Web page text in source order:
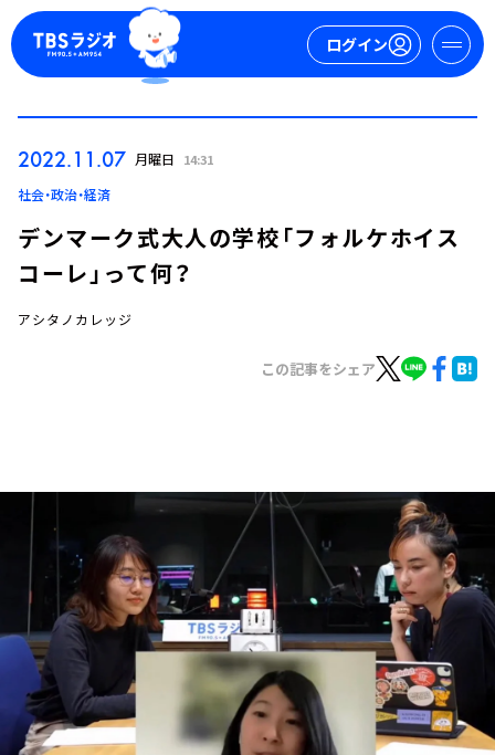
ログイン
お知らせ
イベント・グッズ
YouTube
会社情報
2022.11.07 月曜日 14:31
社会・政治・経済
デンマーク式大人の学校「フォルケホイス
コーレ」って何？
アシタノカレッジ
この記事をシェア